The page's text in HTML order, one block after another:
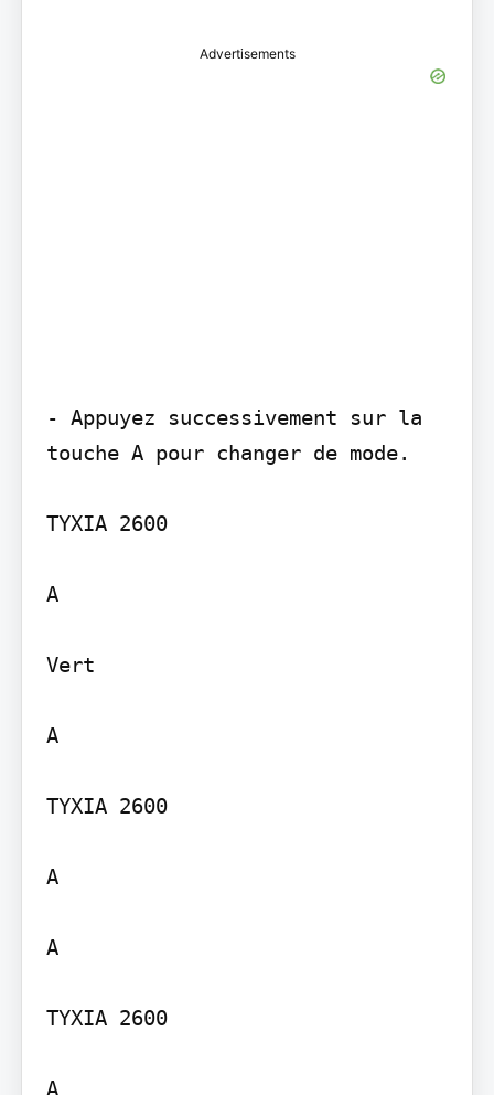
Advertisements
- Appuyez successivement sur la
touche A pour changer de mode.
TYXIA 2600
A
Vert
A
TYXIA 2600
A
A
TYXIA 2600
A